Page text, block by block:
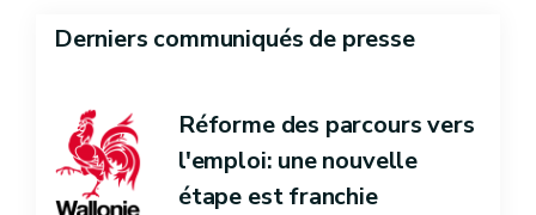
Derniers communiqués de presse
Réforme des parcours vers
l'emploi: une nouvelle
étape est franchie